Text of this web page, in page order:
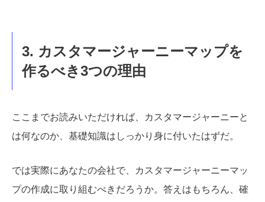
3. カスタマージャーニーマップを
作るべき3つの理由
ここまでお読みいただければ、カスタマージャーニーと
は何なのか、基礎知識はしっかり身に付いたはずだ。
では実際にあなたの会社で、カスタマージャーニーマッ
プの作成に取り組むべきだろうか。答えはもちろん、確